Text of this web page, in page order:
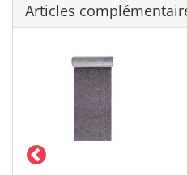
Articles